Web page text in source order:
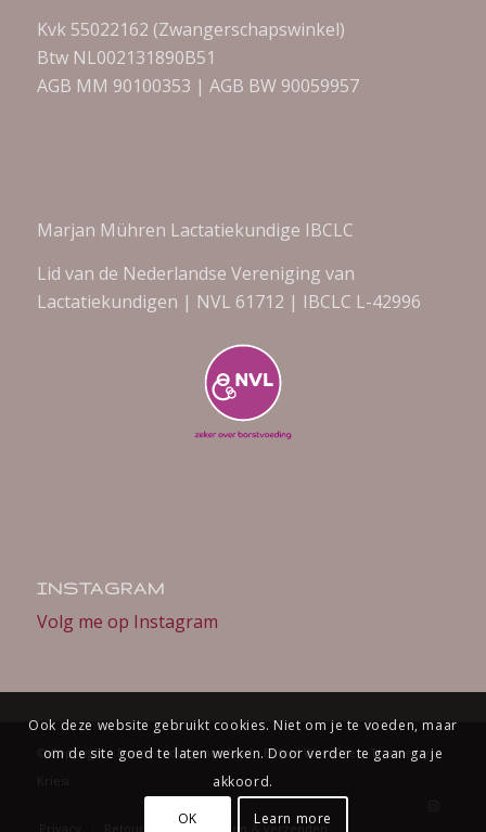
Kvk 55022162 (Zwangerschapswinkel)
Btw NL002131890B51
AGB MM 90100353 | AGB BW 90059957
Marjan Mühren Lactatiekundige IBCLC
Lid van de Nederlandse Vereniging van
Lactatiekundigen | NVL 61712 | IBCLC L-42996
INSTAGRAM
Volg me op Instagram
© Copyright - Borstvoedingwaterland - Enfold WordPress Theme by
Retourneren Betalen & verzenden
Ook deze website gebruikt cookies. Niet om je te voeden, maar
om de site goed te laten werken. Door verder te gaan ga je
akkoord.
OK Learn more